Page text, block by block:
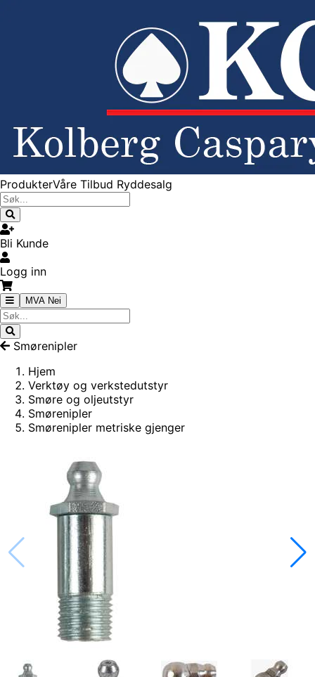
ProdukterVåre Tilbud Ryddesalg
Bli Kunde
Logg inn
MVA Nei
Smørenipler
Hjem
Verktøy og verkstedutstyr
Smøre og oljeutstyr
Smørenipler
Smørenipler metriske gjenger